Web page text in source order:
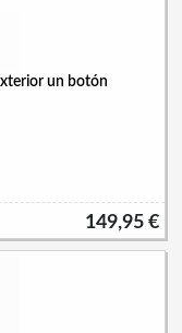
un botón
149,95 €